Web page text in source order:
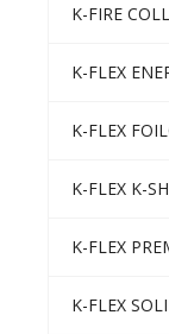
K-FIRE
K-FLEX
K-FLEX
K-FLEX K-
K-FLEX
K-FLEX